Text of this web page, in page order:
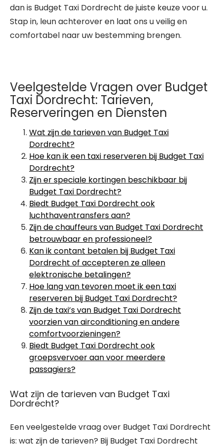
dan is Budget Taxi Dordrecht de juiste keuze voor u.
Stap in, leun achterover en laat ons u veilig en
comfortabel naar uw bestemming brengen.
Veelgestelde Vragen over Budget
Taxi Dordrecht: Tarieven,
Reserveringen en Diensten
Wat zijn de tarieven van Budget Taxi
Dordrecht?
Hoe kan ik een taxi reserveren bij Budget Taxi
Dordrecht?
Zijn er speciale kortingen beschikbaar bij
Budget Taxi Dordrecht?
Biedt Budget Taxi Dordrecht ook
luchthaventransfers aan?
Zijn de chauffeurs van Budget Taxi Dordrecht
betrouwbaar en professioneel?
Kan ik contant betalen bij Budget Taxi
Dordrecht of accepteren ze alleen
elektronische betalingen?
Hoe lang van tevoren moet ik een taxi
reserveren bij Budget Taxi Dordrecht?
Zijn de taxi’s van Budget Taxi Dordrecht
voorzien van airconditioning en andere
comfortvoorzieningen?
Biedt Budget Taxi Dordrecht ook
groepsvervoer aan voor meerdere
passagiers?
Wat zijn de tarieven van Budget Taxi
Dordrecht?
Een veelgestelde vraag over Budget Taxi Dordrecht
is: wat zijn de tarieven? Bij Budget Taxi Dordrecht